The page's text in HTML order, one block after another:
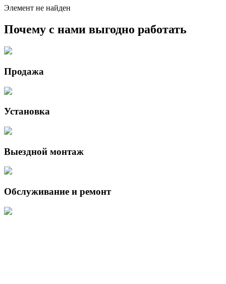
Элемент не найден
Почему с нами выгодно работать
Продажа
Установка
Выездной монтаж
Обслуживание и ремонт